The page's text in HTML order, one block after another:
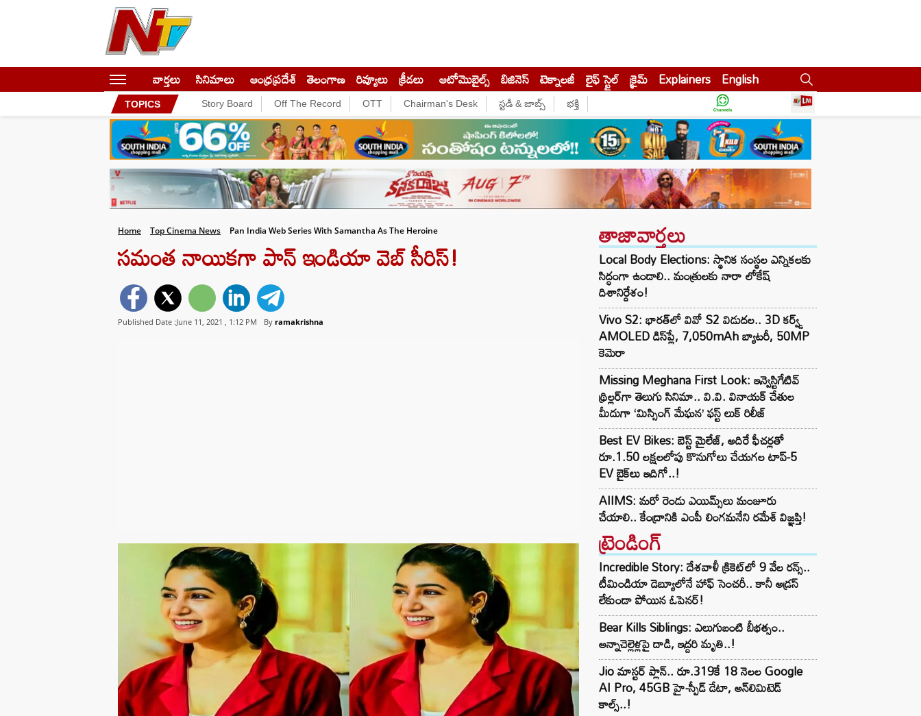
వార్తలు సినిమాలు ఆంధ్రప్రదేశ్ తెలంగాణ రివ్యూలు క్రీడలు ఆటోమొబైల్స్ బిజినెస్‌ టెక్నాలజీ లైఫ్ స్టైల్ క్రైమ్ Explainers English
TOPICS Story Board Off The Record OTT Chairman's Desk స్టడీ & జాబ్స్ భక్తి
Home Top Cinema News Pan India Web Series With Samantha As The Heroine
స‌మంత నాయిక‌గా పాన్ ఇండియా వెబ్ సీరిస్!
Published Date :June 11, 2021 , 1:12 PM By ramakrishna
తాజావార్తలు
Local Body Elections: స్థానిక సంస్థల ఎన్నికలకు
సిద్ధంగా ఉండాలి.. మంత్రులకు నారా లోకేష్
దిశానిర్దేశం!
Vivo S2: భారత్‌లో వివో S2 విడుదల.. 3D కర్వ్డ్
AMOLED డిస్‌ప్లే, 7,050mAh బ్యాటరీ, 50MP
కెమెరా
Missing Meghana First Look: ఇన్వెస్టిగేటివ్
థ్రిల్లర్‌గా తెలుగు సినిమా.. వి.వి. వినాయక్ చేతుల
మీదుగా ‘మిస్సింగ్ మేఘన’ ఫస్ట్ లుక్ రిలీజ్
Best EV Bikes: బెస్ట్ మైలేజ్, అదిరే ఫీచర్లతో
రూ.1.50 లక్షలలోపు కొనుగోలు చేయగల టాప్-5
EV బైక్‌లు ఇదిగో..!
AIIMS: మరో రెండు ఎయిమ్స్‌లు మంజూరు
చేయాలి.. కేంద్రానికి ఎంపీ లింగమనేని రమేశ్ విజ్ఞప్తి!
ట్రెండింగ్‌
Incredible Story: దేశవాళీ క్రికెట్‌లో 9 వేల రన్స్..
టీమిండియా డెబ్యూలోనే హాఫ్ సెంచరీ.. కానీ అడ్రస్
లేకుండా పోయిన ఓపెనర్!
Bear Kills Siblings: ఎలుగుబంటి బీభత్సం..
అన్నాచెల్లెళ్లపై దాడి, ఇద్దరి మృతి..!
Jio మాస్టర్ ప్లాన్.. రూ.319కే 18 నెలల Google
AI Pro, 45GB హై-స్పీడ్ డేటా, అన్⁭లిమిటెడ్
కాల్స్..!